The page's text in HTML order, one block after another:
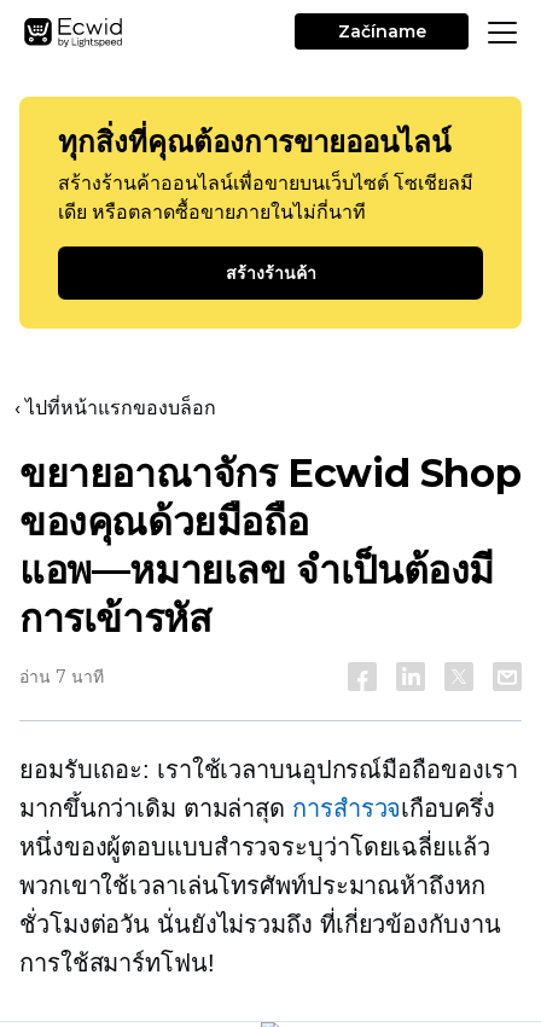
Začíname
ทุกสิ่งที่คุณต้องการขายออนไลน์
สร้างร้านค้าออนไลน์เพื่อขายบนเว็บไซต์ โซเชียลมี
เดีย หรือตลาดซื้อขายภายในไม่กี่นาที
สร้างร้านค้า
‹ ไปที่หน้าแรกของบล็อก
ขยายอาณาจักร Ecwid Shop
ของคุณด้วยมือถือ
แอพ—หมายเลข จำเป็นต้องมี
การเข้ารหัส
อ่าน 7 นาที
ยอมรับเถอะ: เราใช้เวลาบนอุปกรณ์มือถือของเรา
มากขึ้นกว่าเดิม ตามล่าสุด การสำรวจเกือบครึ่ง
หนึ่งของผู้ตอบแบบสำรวจระบุว่าโดยเฉลี่ยแล้ว
พวกเขาใช้เวลาเล่นโทรศัพท์ประมาณห้าถึงหก
ชั่วโมงต่อวัน นั่นยังไม่รวมถึง ที่เกี่ยวข้องกับงาน
การใช้สมาร์ทโฟน!